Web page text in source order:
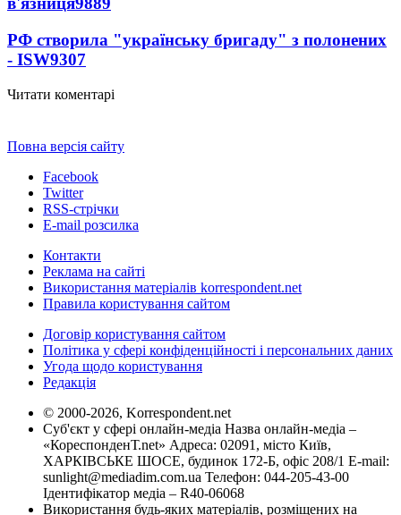
РФ створила "українську бригаду" з полонених
- ISW9307
Читати коментарі
Повна версія сайту
Facebook
Twitter
RSS-стрічки
E-mail розсилка
Контакти
Реклама на сайті
Використання матеріалів korrespondent.net
Правила користування сайтом
Договір користування сайтом
Політика у сфері конфіденційності і персональних даних
Угода щодо користування
Редакція
© 2000-2026, Korrespondent.net
Суб'єкт у сфері онлайн-медіа Назва онлайн-медіа –
«КореспонденТ.net» Адреса: 02091, місто Київ,
ХАРКІВСЬКЕ ШОСЕ, будинок 172-Б, офіс 208/1 E-mail:
sunlight@mediadim.com.ua Телефон: 044-205-43-00
Ідентифікатор медіа – R40-06068
Використання будь-яких матеріалів, розміщених на